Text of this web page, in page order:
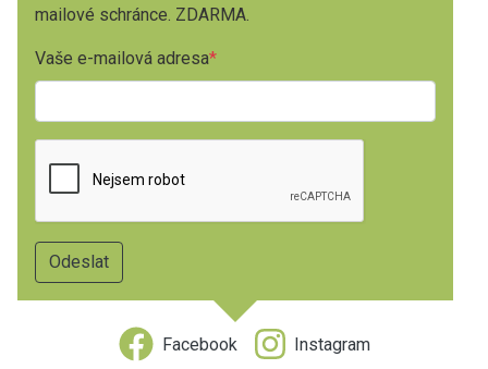
mailové schránce. ZDARMA.
Vaše e-mailová adresa
Facebook Instagram